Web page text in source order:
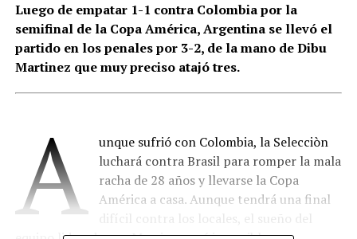
Luego de empatar 1-1 contra Colombia por la
semifinal de la Copa América, Argentina se llevó el
partido en los penales por 3-2, de la mano de Dibu
Martinez que muy preciso atajó tres.
A
unque sufrió con Colombia, la Selecciòn
luchará contra Brasil para romper la mala
racha de 28 años y llevarse la Copa
América a casa. Aunque tendrá una final
difícil contra los locales, el sueño del